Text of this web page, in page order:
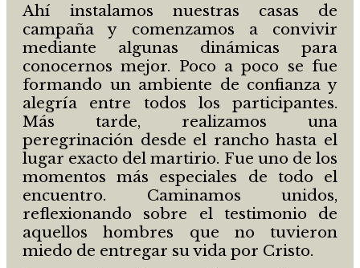
Ahí instalamos nuestras casas de
campaña y comenzamos a convivir
mediante algunas dinámicas para
conocernos mejor. Poco a poco se fue
formando un ambiente de confianza y
alegría entre todos los participantes.
Más tarde, realizamos una
peregrinación desde el rancho hasta el
lugar exacto del martirio. Fue uno de los
momentos más especiales de todo el
encuentro. Caminamos unidos,
reflexionando sobre el testimonio de
aquellos hombres que no tuvieron
miedo de entregar su vida por Cristo.